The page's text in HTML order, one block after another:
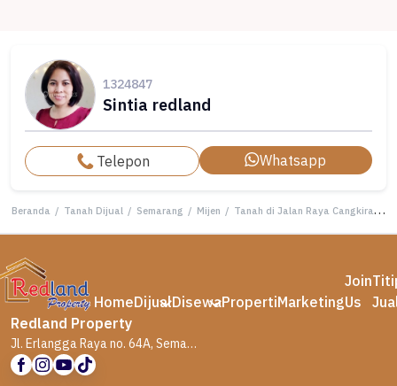
1324847
Sintia redland
Telepon Whatsapp
Beranda / Tanah Dijual / Semarang / Mijen / Tanah di Jalan Raya Cangkiran Mijen , Semarang Me 5984
HomeDijualDisewaPropertiMarketing
Join
Us
Redland Property
Jl. Erlangga Raya no. 64A, Semarang